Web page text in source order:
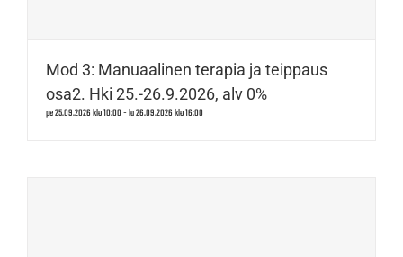
Mod 3: Manuaalinen terapia ja teippaus
osa2. Hki 25.-26.9.2026, alv 0%
pe 25.09.2026 klo 10:00-la 26.09.2026 klo 16:00